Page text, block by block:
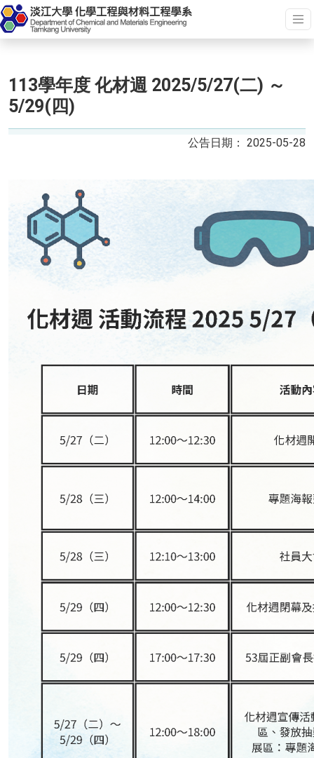
113學年度 化材週 2025/5/27(二) ～
5/29(四)
2025-05-28